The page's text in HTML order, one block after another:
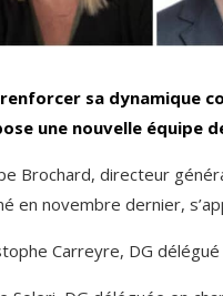
sa dynamique
une nouvelle équipe
Brochard, directeur
en novembre dernier,
Carreyre, DG